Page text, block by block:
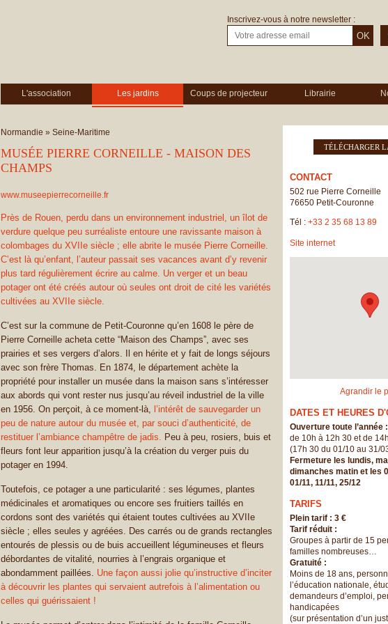
Inscrivez-vous à notre newsletter :
OK
L'association Les jardins Coups de projecteur Librairie
Normandie » Seine-Maritime
MUSÉE PIERRE CORNEILLE - MAISON DES
CHAMPS
www.museepierrecorneille.fr
Près de Rouen, perdu dans un environnement industriel, un îlot de
verdure quelque peu surréaliste entoure une ravissante maison à
colombages du XVIIe siècle ; elle abrite le musée Pierre Corneille.
C’est là qu’enfant, l’auteur passait ses vacances avant d’y revenir
plus tard régulièrement écrire au calme. Un verger et un beau
potager ont été créés autour où seules ont droit de cité les variétés
cultivées au XVIIe siècle.
C’est sur la commune de Petit-Couronne qu’en 1608 le père de
Pierre Corneille acheta cette “Maison des Champs”, avec ses
prairies et ses vergers d’alors. Il en hérite et y fait de longs séjours
avec son frère Thomas. En 1874, le département achète la
propriété pour installer un musée dans la maison sans s’intéresser
aux abords qui vont rester nus jusqu’au réveil industriel de la ville
en 1956. On perçoit, à ce moment-là, l’intérêt de sauvegarder un
peu de nature autour du musée et, par souci d’authenticité, de
restituer l’ambiance champêtre de jadis. Peu à peu, rosiers, buis et
fleurs font leur apparition jusqu’à la création du verger puis du
potager en 1994.
Toutefois, ce potager a une particularité : ses légumes, plantes
médicinales et aromatiques ou encore ses fruitiers taillés en
cordons sont des variétés qui étaient toutes cultivées au XVIIe
siècle ; elles seules y agréées. Des carrés ou de grands rectangles
entourés de plessis ou de buis accueillent légumineuses et fleurs
débordantes de vitalité, nourries à l’engrais organique et
abondamment paillées. Une façon aussi jolie qu’instructive d’inciter
à découvrir les plantes qui servaient autrefois à l’alimentation ou
celles qui guérissaient !
TÉLÉCHARGER
CONTACT
502 rue Pierre Corneille
76650 Petit-Couronne
Tél : +33 2 35 68 13 89
Site internet
Agrandir le
DATES ET HEURES
Ouverture toute l’année :
de 10h à 12h 30 et de
(17h 30 du 01/10 au 31/
Fermeture les lundis,
dimanches matin et les
01/11, 11/11, 25/12
TARIFS
Plein tarif : 3 €
Tarif réduit :
Groupes à partir de 15
familles nombreuses…
Gratuité :
Moins de 18 ans,
l’éducation nationale,
demandeurs d’emploi,
handicapées
(sur présentation d’un